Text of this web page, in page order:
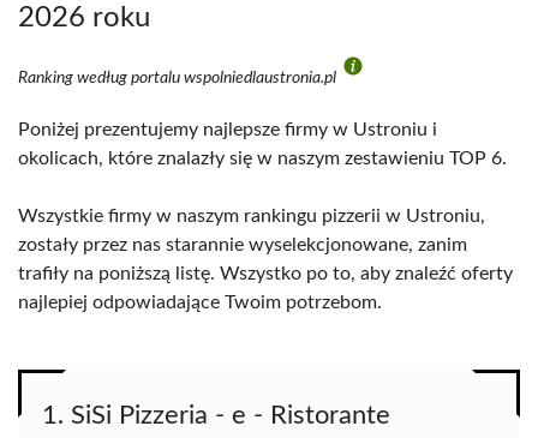
2026 roku
Ranking według portalu wspolniedlaustronia.pl
Poniżej prezentujemy najlepsze firmy w Ustroniu i
okolicach, które znalazły się w naszym zestawieniu TOP 6.
Wszystkie firmy w naszym rankingu pizzerii w Ustroniu,
zostały przez nas starannie wyselekcjonowane, zanim
trafiły na poniższą listę. Wszystko po to, aby znaleźć oferty
najlepiej odpowiadające Twoim potrzebom.
1. SiSi Pizzeria - e - Ristorante